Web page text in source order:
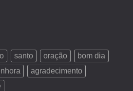
santo oração
bom dia
agradecimento